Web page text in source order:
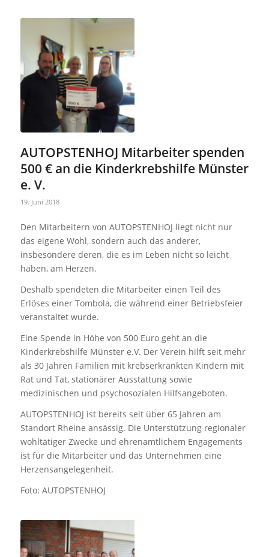
AUTOPSTENHOJ Mitarbeiter spenden
500 € an die Kinderkrebshilfe Münster
e. V.
19. Juni 2018
Den Mitarbeitern von AUTOPSTENHOJ liegt nicht nur
das eigene Wohl, sondern auch das anderer,
insbesondere deren, die es im Leben nicht so leicht
haben, am Herzen.
Deshalb spendeten die Mitarbeiter einen Teil des
Erlöses einer Tombola, die während einer Betriebsfeier
veranstaltet wurde.
Eine Spende in Höhe von 500 Euro geht an die
Kinderkrebshilfe Münster e.V. Der Verein hilft seit mehr
als 30 Jahren Familien mit krebserkrankten Kindern mit
Rat und Tat, stationärer Ausstattung sowie
medizinischen und psychosozialen Hilfsangeboten.
AUTOPSTENHOJ ist bereits seit über 65 Jahren am
Standort Rheine ansässig. Die Unterstützung regionaler
wohltätiger Zwecke und ehrenamtlichem Engagements
ist für die Mitarbeiter und das Unternehmen eine
Herzensangelegenheit.
Foto: AUTOPSTENHOJ